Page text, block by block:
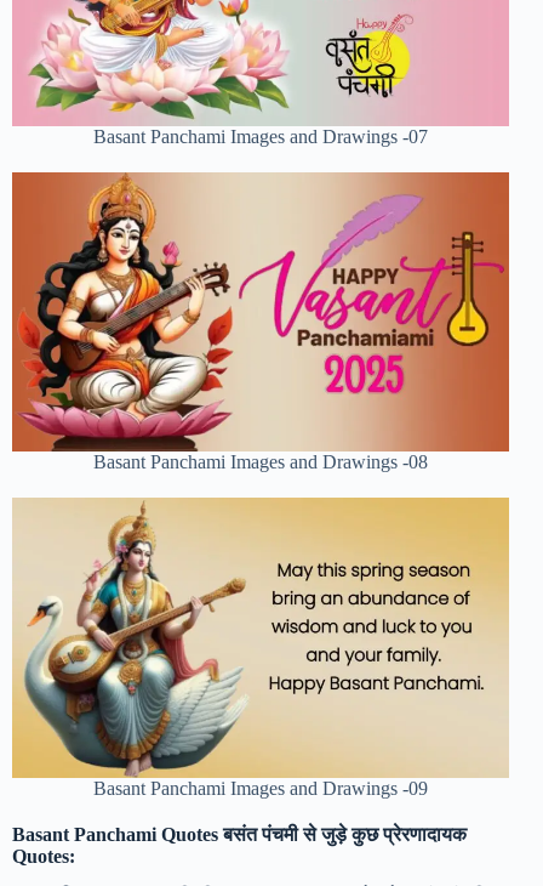
Basant Panchami Images and Drawings -07
Basant Panchami Images and Drawings -08
Basant Panchami Images and Drawings -09
Basant Panchami Quotes बसंत पंचमी से जुड़े कुछ प्रेरणादायक
Quotes: